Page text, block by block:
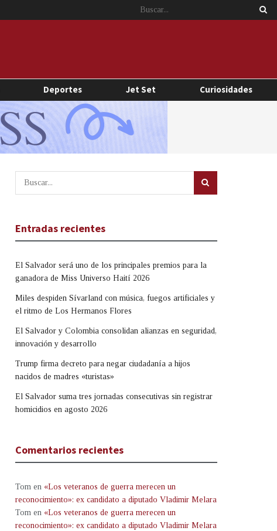
Deportes Jet Set Curiosidades
Entradas recientes
El Salvador será uno de los principales premios para la
ganadora de Miss Universo Haití 2026
Miles despiden Sívarland con música, fuegos artificiales y
el ritmo de Los Hermanos Flores
El Salvador y Colombia consolidan alianzas en seguridad,
innovación y desarrollo
Trump firma decreto para negar ciudadanía a hijos
nacidos de madres «turistas»
El Salvador suma tres jornadas consecutivas sin registrar
homicidios en agosto 2026
Comentarios recientes
Tom en «Los veteranos de guerra merecen un
reconocimiento»: ex candidato a diputado Vladimir Melara
Tom en «Los veteranos de guerra merecen un
reconocimiento»: ex candidato a diputado Vladimir Melara